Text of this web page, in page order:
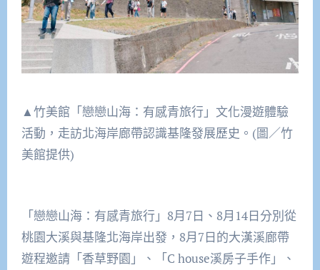
▲竹美館「戀戀山海：有感青旅行」文化漫遊體驗
活動，走訪北海岸廊帶認識基隆發展歷史。(圖／竹
美館提供)
「戀戀山海：有感青旅行」8月7日、8月14日分別從
桃園大溪與基隆北海岸出發，8月7日的大漢溪廊帶
遊程邀請「香草野園」、「C house溪房子手作」、